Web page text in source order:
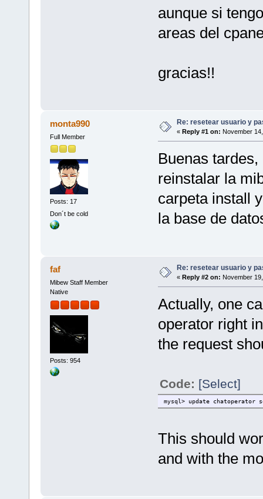
aunque si
areas del
gracias!!
monta990
Full Member
Posts: 17
Don´t be cold
Re: resetear usuario y
« Reply #1 on: November
Buenas
reinstalar la
carpeta install
la base de
faf
Mibew Staff Member
Native
Posts: 954
Re: resetear usuario y
« Reply #2 on: November
Actually, one
operator right
the request
Code: [Select]
mysql> update chatoperator
This should
and with the